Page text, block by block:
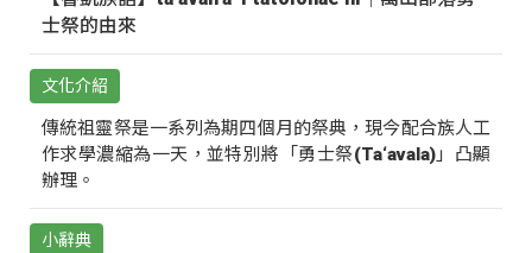
士祭的由來
文化介紹
傳統祖靈祭是一系列為期四個月的祭典，現今配合族人工
作求學濃縮為一天，並特別將「勇士祭(Ta‘avala)」凸顯
辦理。
小辭典